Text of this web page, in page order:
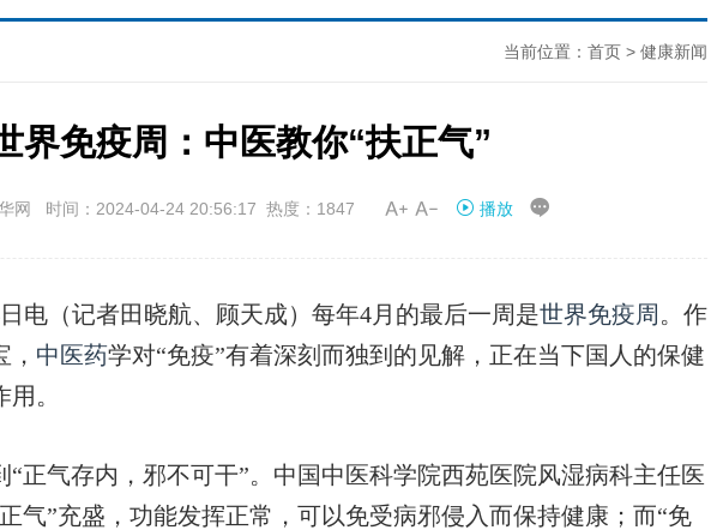
当前位置： 首页 > 健康新闻
界免疫周：中医教你“扶正气”
网 时间：2024-04-24 20:56:17 热度：1847  播放 
（记者田晓航、顾天成）每年4月的最后一周是世界免疫周 。作
中医药学对“免疫”有着深刻而独到的见解，正在当下国人的保健
。
气存内，邪不可干”。中国中医科学院西苑医院风湿病科主任医
气”充盛，功能发挥正常，可以免受病邪侵入而保持健康；而“免